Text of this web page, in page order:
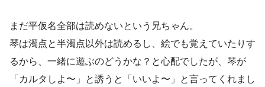
まだ平仮名全部は読めないという兄ちゃん。
琴は濁点と半濁点以外は読めるし、絵でも覚えていたりす
るから、一緒に遊ぶのどうかな？と心配でしたが、琴が
「カルタしよ〜」と誘うと「いいよ〜」と言ってくれまし